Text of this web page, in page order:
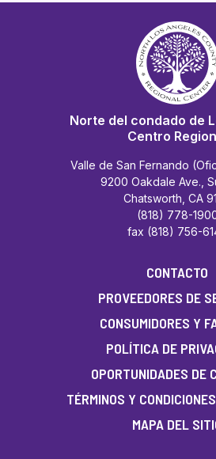
Norte del condado de
Centro
Valle de San Fernando
9200 Oakdale Ave.,
Chatsworth, CA
(818) 778-
fax (818) 756-
CONTACTO
PROVEEDORES DE
CONSUMIDORES Y
POLÍTICA DE
OPORTUNIDADES DE
TÉRMINOS Y
MAPA DEL